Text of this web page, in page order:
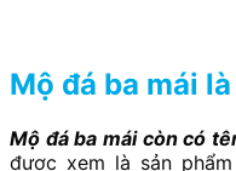
Mộ đá ba mái
Mộ đá ba mái còn có
được xem là sản